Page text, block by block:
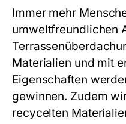
Immer mehr
umweltfreundlichen
Materialien und mit
Eigenschaften
gewinnen. Zudem
recycelten